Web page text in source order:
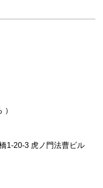
1-20-3 虎ノ門法曹ビル